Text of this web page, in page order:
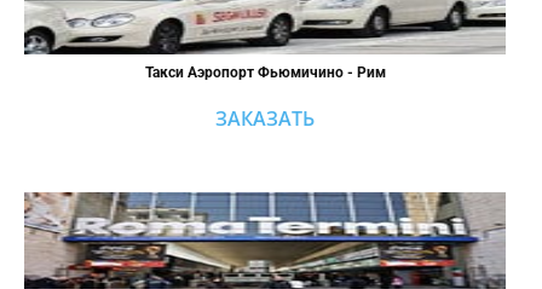
Такси Аэропорт Фьюмичино - Рим
ЗАКАЗАТЬ